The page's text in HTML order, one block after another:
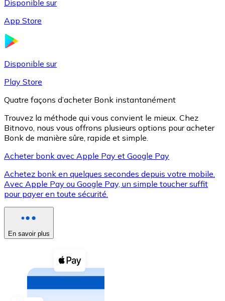
XRP
XRP
Voir toutes
Coupons crypto
Achetez des cryptomonnaies en espèces et d'autres
Acheter avec espèces
Disponible sur
App Store
Disponible sur
Play Store
Quatre façons d’acheter Bonk instantanément
Trouvez la méthode qui vous convient le mieux. Chez
Bitnovo, nous vous offrons plusieurs options pour acheter
Bonk de manière sûre, rapide et simple.
Acheter bonk avec Apple Pay et Google Pay
Achetez bonk en quelques secondes depuis votre mobile.
Avec Apple Pay ou Google Pay, un simple toucher suffit
pour payer en toute sécurité.
En savoir plus